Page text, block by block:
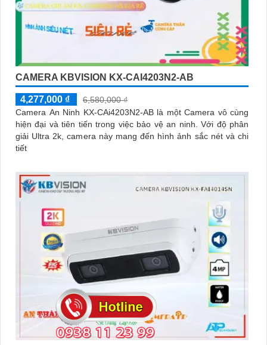
CAMERA KBVISION KX-CAI4203N2-AB
4,277,000 ₫
6,580,000 ₫
Camera An Ninh KX-CAi4203N2-AB là một Camera vô cùng
hiện đại và tiên tiến trong việc bảo vệ an ninh. Với độ phân
giải Ultra 2k, camera này mang đến hình ảnh sắc nét và chi
tiết